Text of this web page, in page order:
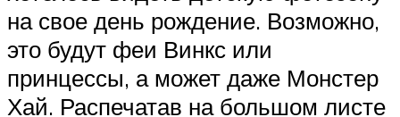
на свое день рождение. Возможно,
это будут феи Винкс или
принцессы, а может даже Монстер
Хай. Распечатав на большом листе